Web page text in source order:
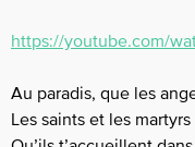
https://youtube.com/
Au paradis, que les
Les saints et les